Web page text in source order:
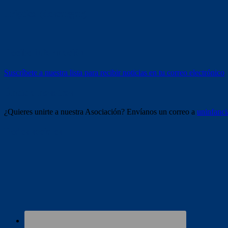
Suscríbete a nuestra lista para recibir noticias en tu correo electrónico
¿Quieres unirte a nuestra Asociación? Envíanos un correo a